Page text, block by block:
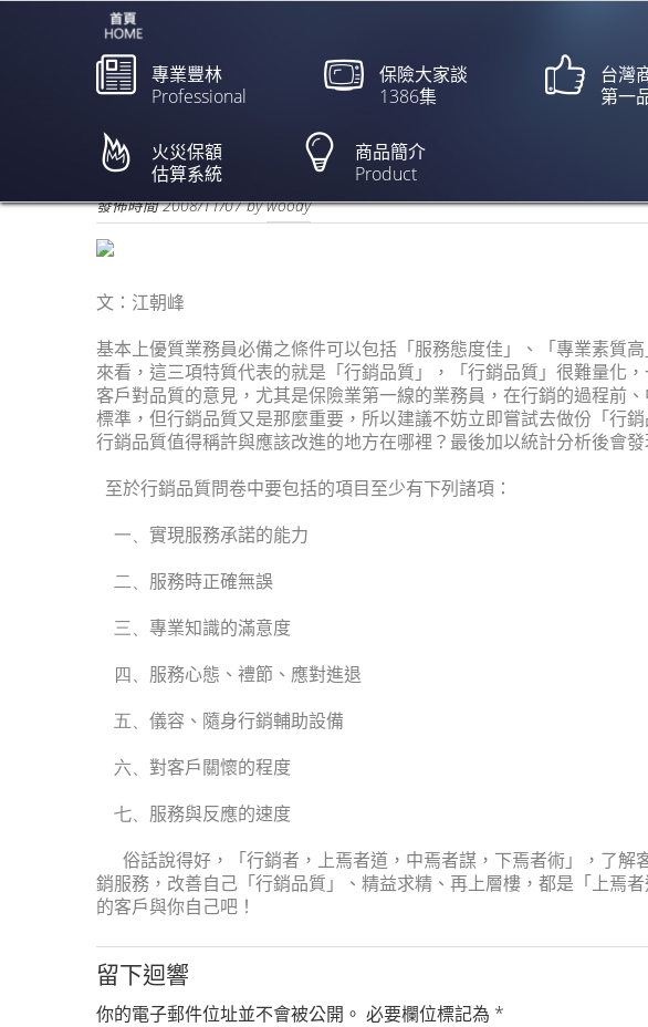
專業豐林
Professional
保險大家談
1386集
台灣
第一
火災保額
估算系統
商品簡介
Product
欲閱讀全文請點上列新聞標題
發佈時間2008/11/07bywoody
文：江朝峰
基本上優質業務員必備之條件可以包括「服務態度佳」、「專業素質
來看，這三項特質代表的就是「行銷品質」，「行銷品質」很難量化
客戶對品質的意見，尤其是保險業第一線的業務員，在行銷的過程前
標準，但行銷品質又是那麼重要，所以建議不妨立即嘗試去做份「行
行銷品質值得稱許與應該改進的地方在哪裡？最後加以統計分析後會
至於行銷品質問卷中要包括的項目至少有下列諸項：
一、 實現服務承諾的能力
二、 服務時正確無誤
三、 專業知識的滿意度
四、 服務心態、禮節、應對進退
五、 儀容、隨身行銷輔助設備
六、 對客戶關懷的程度
七、 服務與反應的速度
俗話說得好，「行銷者，上焉者道，中焉者謀，下焉者術」，了解
銷服務，改善自己「行銷品質」、精益求精、再上層樓，都是「上焉
的客戶與你自己吧！
留下迴響
你的電子郵件位址並不會被公開。 必要欄位標記為 *